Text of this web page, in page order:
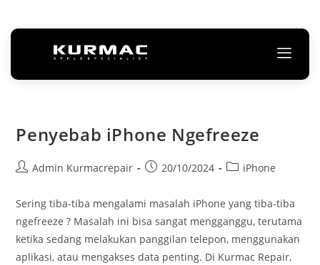
Penyebab iPhone Ngefreeze
Admin Kurmacrepair 20/10/2024 iPhone
Sering tiba-tiba mengalami masalah iPhone yang tiba-tiba
ngefreeze ? Masalah ini bisa sangat mengganggu, terutama
ketika sedang melakukan panggilan telepon, menggunakan
aplikasi, atau mengakses data penting. Di Kurmac Repair,